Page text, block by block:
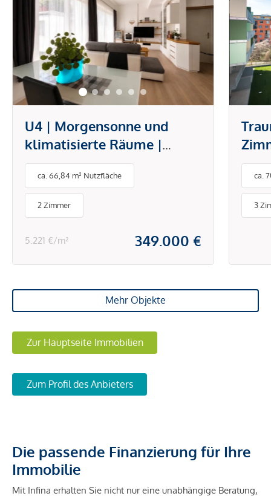
U4 | Morgensonne und
klimatisierte Räume |
offener Wohn-/Essbereich |
moderne Ausstattung | U4
Hietzing und Park
Schönbrunn
ca. 66,84 m² Nutzfläche
2 Zimmer
5.221 €/m² 349.000 €
ca.
3
Mehr Objekte
Zur Hauptseite Immobilien
Zum Profil des Anbieters
Die passende Finanzierung für Ihre
Immobilie
Mit Infina erhalten Sie nicht nur eine unabhängige Beratung,